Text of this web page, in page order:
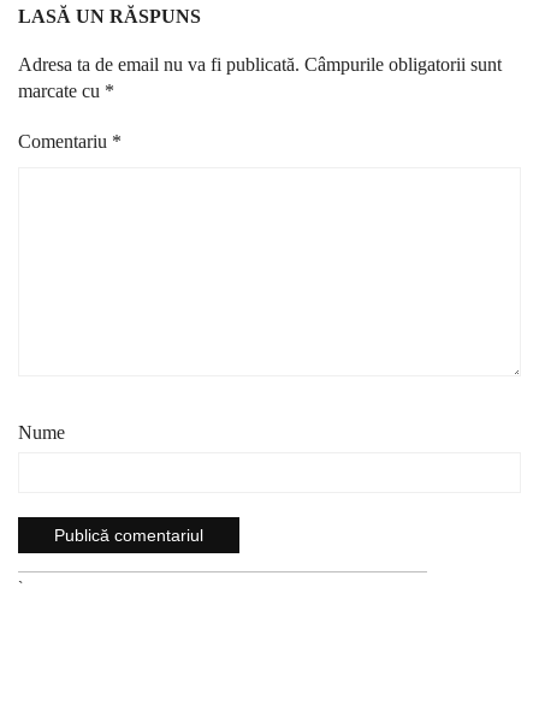
LASĂ UN RĂSPUNS
Adresa ta de email nu va fi publicată. Câmpurile obligatorii sunt
marcate cu *
Comentariu *
Nume
`